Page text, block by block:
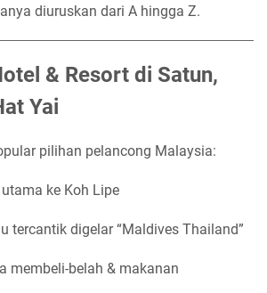
diuruskan dari A hingga Z.
& Resort di Satun,
Yai
pilihan pelancong Malaysia:
ke Koh Lipe
tercantik digelar “Maldives Thailand”
membeli-belah & makanan